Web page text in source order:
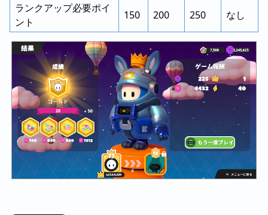
ランクアップ必要ポイ
ント
150 200 250 なし